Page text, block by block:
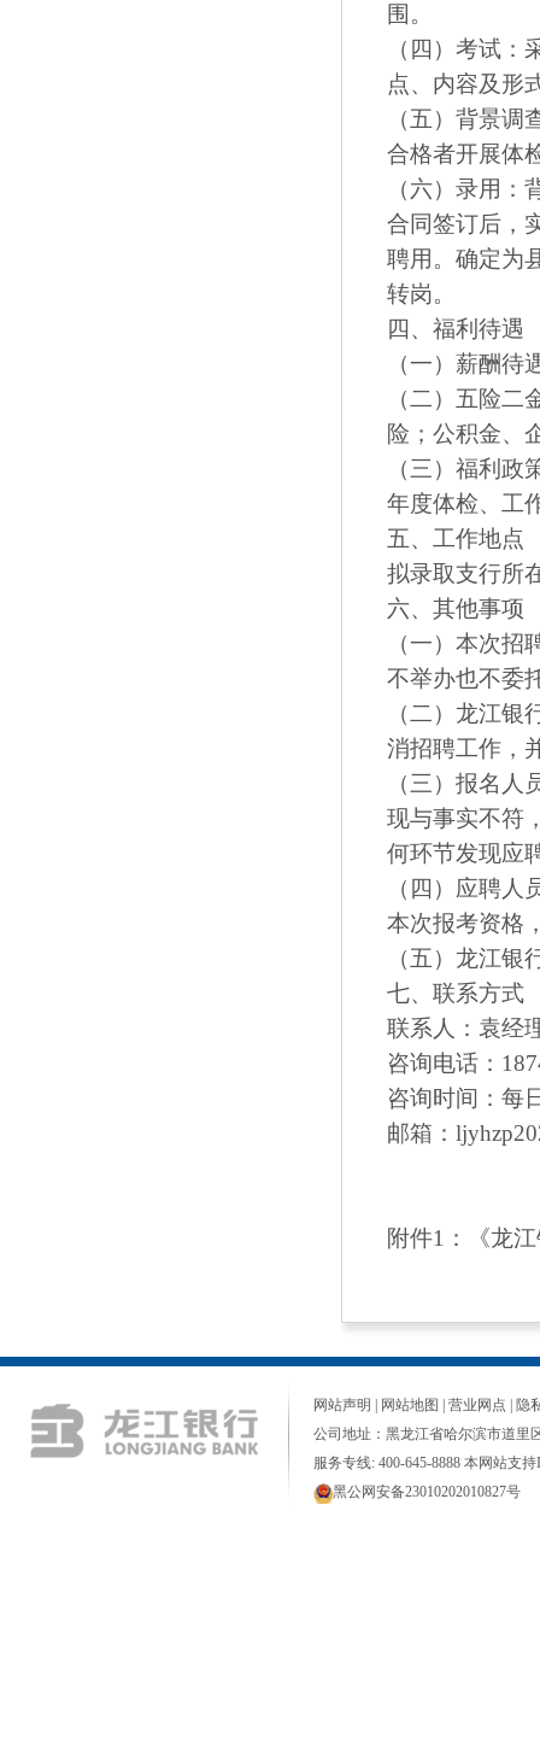
围。
（四）考试
点、内容及形
（五）背景
合格者开展体
（六）录用
合同签订后，
聘用。确定为
转岗。
四、福利待遇
（一）薪酬待
（二）五险
险；公积金、
（三）福利
年度体检、工
五、工作地点
拟录取支行所
六、其他事项
（一）本次
不举办也不委
（二）龙江
消招聘工作，
（三）报名
现与事实不符
何环节发现应
（四）应聘
本次报考资格
（五）龙江
七、联系方式
联系人：袁经
咨询电话：
咨询时间：每
邮箱：
附件1：《龙
网站声明 网站地图 营业网点
隐
公司地址：黑龙江省哈尔滨市道里
服务专线: 400-645-8888 本网站支持
黑公网安备23010202010827号